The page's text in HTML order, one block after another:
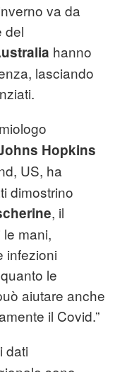
va da
del
hanno
lasciando
Hopkins
US, ha
dimostrino
, il
mani,
infezioni
le
aiutare anche
il Covid.”
dati